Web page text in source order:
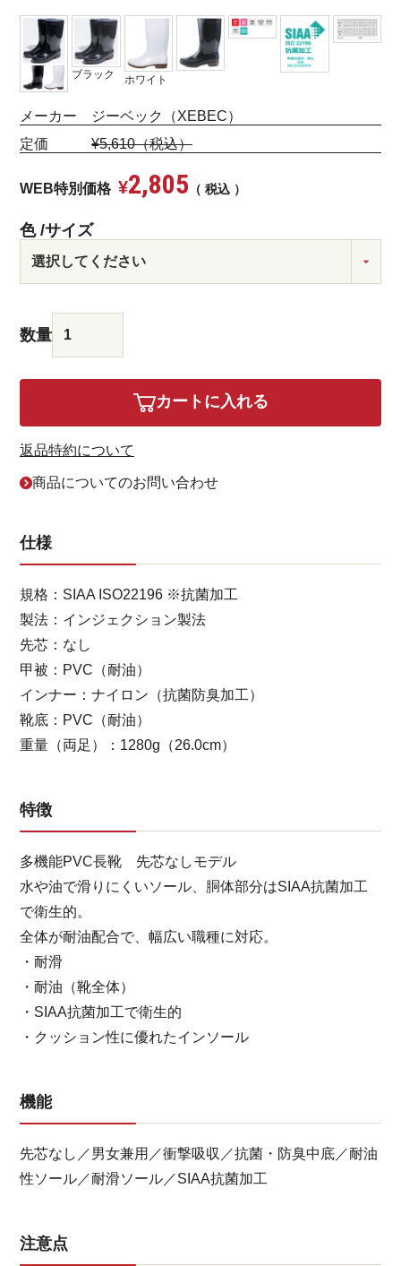
ブラック ホワイト
メーカー ジーベック（XEBEC）
定価 ¥5,610（税込）
WEB特別価格 ¥2,805 税込
色 サイズ
カートに入れる
返品特約について
商品についてのお問い合わせ
仕様
規格：SIAA ISO22196 ※抗菌加工
製法：インジェクション製法
先芯：なし
甲被：PVC（耐油）
インナー：ナイロン（抗菌防臭加工）
靴底：PVC（耐油）
重量（両足）：1280g（26.0cm）
特徴
多機能PVC長靴 先芯なしモデル
水や油で滑りにくいソール、胴体部分はSIAA抗菌加工
で衛生的。
全体が耐油配合で、幅広い職種に対応。
・耐滑
・耐油（靴全体）
・SIAA抗菌加工で衛生的
・クッション性に優れたインソール
機能
先芯なし／男女兼用／衝撃吸収／抗菌・防臭中底／耐油
性ソール／耐滑ソール／SIAA抗菌加工
注意点